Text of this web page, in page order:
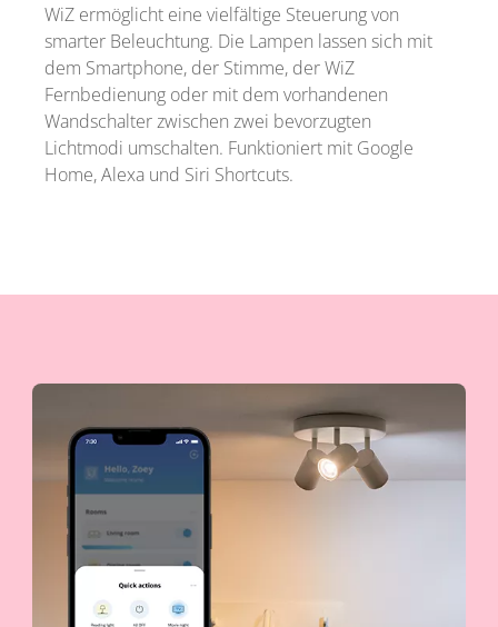
WiZ ermöglicht eine vielfältige Steuerung von
smarter Beleuchtung. Die Lampen lassen sich mit
dem Smartphone, der Stimme, der WiZ
Fernbedienung oder mit dem vorhandenen
Wandschalter zwischen zwei bevorzugten
Lichtmodi umschalten. Funktioniert mit Google
Home, Alexa und Siri Shortcuts.